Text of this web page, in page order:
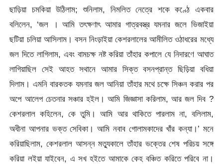
ছাড়িয়া চমকিয়া উঠিলাম; শুনিলাম, নিমলিত নেত্রে শকে কণ্ঠে একবার
বলিলেন, ‘জল । আমি তৎক্ষণাৎ আমার গাত্রবস্ত্র যমনার জলে ভিজাইয়া
ছটিয়া চলিয়া আসিলাম। বসন নিংড়াইয়া কেশরলালের আমীলিত ওঠাধরের মধ্যে
জল দিতে লাগিলাম, এবং বামচক্ষ নষ্ট করিয়া তাঁহার কপালে যে নিদারণে আঘাত
লাগিয়াছিল সেই আহত সথানে আমার সিক্ত বসনপ্রান্ত ছিড়িয়া বধিয়া
দিলাম। এমনি বারকতক যমনার জল আনিয়া তাঁহার মথে চক্ষে সিঞ্চন করার পর
অপে আলেপ চেতনার সঞ্চার হইল। আমি জিজ্ঞাসা করিলাম, আর জল দিব ?
কেশরলাল কহিলেন, কে তুমি। আমি আর থাকিতে পারলাম না, বলিলাম,
অধীনা আপনার ভক্ত সেবিকা। আমি নবাব গোলামকাদের খাঁর কন্যা।’ মনে
করিয়াছিলাম, কেশরলাল আসন্ন মত্যুকালে তাঁহার ভক্তের শেষ পরিচয় সঙ্গে
করিয়া লইয়া যাইবেন, এ সখ হইতে আমাকে কেহ বঞ্চিত করিতে পরিবে না।